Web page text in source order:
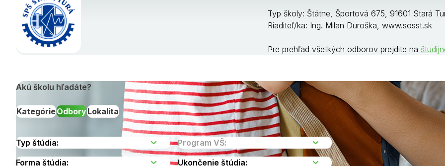
Typ školy: Štátne, Športová 675, 91601 Stará
Riaditeľ/ka: Ing. Milan Duroška, www.sosst.sk
Pre prehľad všetkých odborov prejdite na
Akú školu hľadáte?
KategórieOdboryLokalita